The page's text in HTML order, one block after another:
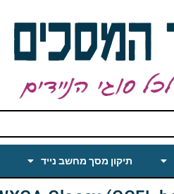
תיקון מסך מחשב נייד